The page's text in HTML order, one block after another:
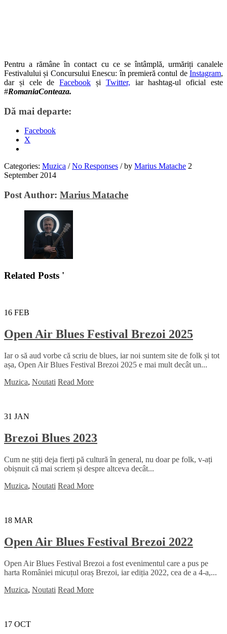
Pentru a rămâne în contact cu ce se întâmplă, urmăriți canalele
Festivalului și Concursului Enescu: în premieră contul de Instagram,
dar și cele deFacebook și Twitter, iar hashtag-ul oficial este
#RomaniaConteaza.
Dă mai departe:
Facebook
X
Categories: Muzica / No Responses /by Marius Matache 2
September 2014
Post Author: Marius Matache
Related Posts '
16 FEB
Open Air Blues Festival Brezoi 2025
Iar o să aud vorbe că scriu de blues, iar noi suntem site de folk și tot
așa, Open Air Blues Festival Brezoi 2025 e mai mult decât un...
Muzica, Noutati Read More
31 JAN
Brezoi Blues 2023
Cum ne știți deja fierți pă cultură în general, nu doar pe folk, v-ați
obișnuit că mai scriem și despre altceva decât...
Muzica, Noutati Read More
18 MAR
Open Air Blues Festival Brezoi 2022
Open Air Blues Festival Brezoi a fost evenimentul care a pus pe
harta României micuțul oraș Brezoi, iar ediția 2022, cea de a 4-a,...
Muzica, Noutati Read More
17 OCT